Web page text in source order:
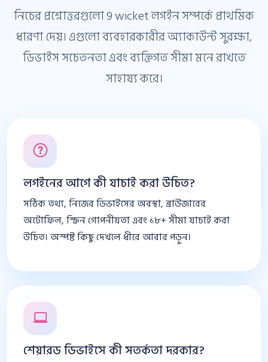
নিচের প্রশ্নোত্তরগুলো 9 wicket লগইন সম্পর্কে প্রাথমিক
ধারণা দেয়। এগুলো ব্যবহারকারীর অ্যাকাউন্ট সুরক্ষা,
ডিভাইস সচেতনতা এবং ব্যক্তিগত সীমা মনে রাখতে
সাহায্য করে।
লগইনের আগে কী যাচাই করা উচিত?
সঠিক তথ্য, নিজের ডিভাইসের অবস্থা, ব্রাউজারের
অটোফিল, স্ক্রিন গোপনীয়তা এবং ১৮+ সীমা যাচাই করা
উচিত। অস্পষ্ট কিছু দেখলে ধীরে আবার পড়ুন।
শেয়ারড ডিভাইসে কী সতর্কতা দরকার?